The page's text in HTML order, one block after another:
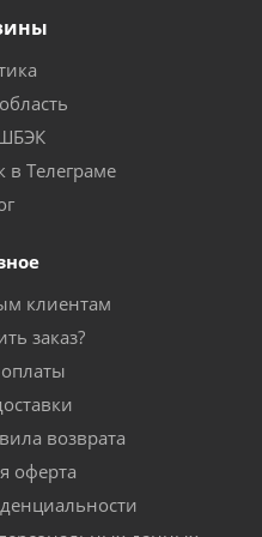
в Телеграме
клиентам
заказ?
возврата
оферта